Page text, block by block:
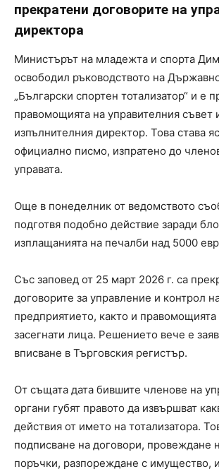
прекратени договорите на
директора
Министърът на младежта и спорта
освободил ръководството на
„Български спортен тотализатор“ и е
правомощията на управителния съвет
изпълнителния директор. Това става
официално писмо, изпратено до
управата.
Още в понеделник от ведомството
подготвя подобно действие заради
изплащанията на печалби над 5000
Със заповед от 25 март 2026 г. са
договорите за управление и контрол
предприятието, както и правомощията
засегнати лица. Решението вече е
вписване в Търговския регистър.
От същата дата бившите членове на
органи губят правото да извършват
действия от името на тотализатора.
подписване на договори, провеждане
поръчки, разпореждане с имущество,